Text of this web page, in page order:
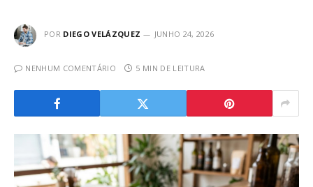
POR DIEGO VELÁZQUEZ JUNHO 24, 2026
NENHUM COMENTÁRIO 5 MIN DE LEITURA